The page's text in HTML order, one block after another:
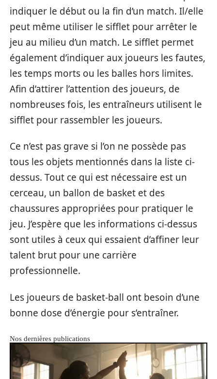
indiquer le début ou la fin d’un match. Il/elle
peut même utiliser le sifflet pour arrêter le
jeu au milieu d’un match. Le sifflet permet
également d’indiquer aux joueurs les fautes,
les temps morts ou les balles hors limites.
Afin d’attirer l’attention des joueurs, de
nombreuses fois, les entraîneurs utilisent le
sifflet pour rassembler les joueurs.
Ce n’est pas grave si l’on ne possède pas
tous les objets mentionnés dans la liste ci-
dessus. Tout ce qui est nécessaire est un
cerceau, un ballon de basket et des
chaussures appropriées pour pratiquer le
jeu. J’espère que les informations ci-dessus
sont utiles à ceux qui essaient d’affiner leur
talent brut pour une carrière
professionnelle.
Les joueurs de basket-ball ont besoin d’une
bonne dose d’énergie pour s’entraîner.
Nos dernières publications